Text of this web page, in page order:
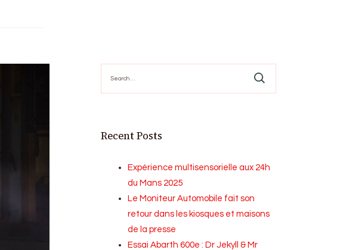
for:
Recent Posts
Expérience multisensorielle aux 24h
du Mans 2025
Le Moniteur Automobile fait son
retour dans les kiosques et maisons
de la presse
Essai Abarth 600e : Dr Jekyll & Mr